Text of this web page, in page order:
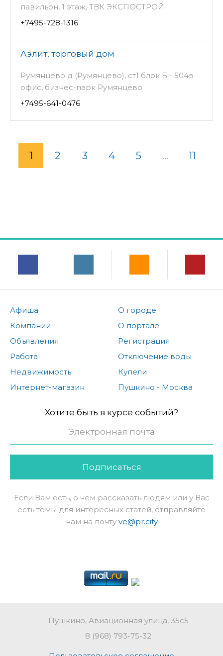
павильон, 1 этаж, ТВК ЭКСПОСТРОЙ
+7495-728-1316
Аэлит, торговый дом
Румянцево д (Румянцево), ст1 блок Б - 504в
офис, бизнес-парк Румянцево
+7495-641-0476
1 2 3 4 5 ... 11
Афиша
Компании
Объявления
Работа
Недвижимость
Интернет-магазин
О городе
О портале
Регистрация
Отключение воды
Купели
Пушкино - Москва
Хотите быть в курсе событий?
Подписаться
Если Вам есть, о чем рассказать людям или у Вас
есть темы для интересных статей, отправляйте
нам на почту ve@pr.city
Пушкино, Авиационная улица, 35с5
8 (968) 793-75-32